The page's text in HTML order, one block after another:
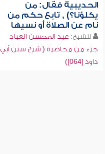
الحديبية فقال: من
يكلؤنا؟) , تابع حكم من
نام عن الصلاة أو نسيها
للشيخ: عبد المحسن العباد
جزء من محاضرة ( شرح سنن أبي
داود [064])